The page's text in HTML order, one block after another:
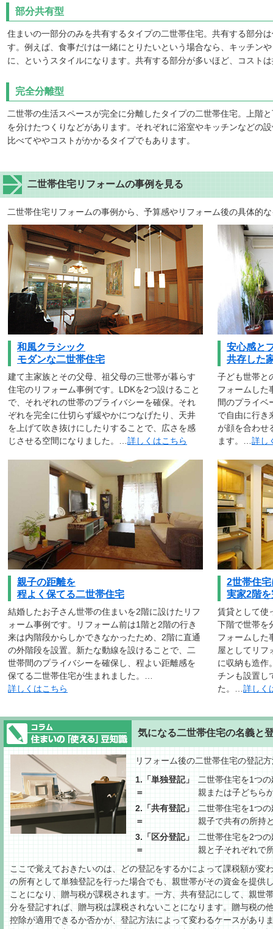
部分共有型
住まいの一部分のみを共有するタイプの二世帯住宅。共有する部分
す。例えば、食事だけは一緒にとりたいという場合なら、キッチン
に、というスタイルになります。共有する部分が多いほど、コスト
完全分離型
二世帯の生活スペースが完全に分離したタイプの二世帯住宅。上階
を分けたつくりなどがあります。それぞれに浴室やキッチンなどの
比べてややコストがかかるタイプでもあります。
二世帯住宅リフォームの事例を見る
二世帯住宅リフォームの事例から、予算感やリフォーム後の具体的
和風クラシック
モダンな二世帯住宅
建て主家族とその父母、祖父母の三世帯が暮らす
住宅のリフォーム事例です。LDKを2つ設けること
で、それぞれの世帯のプライバシーを確保。それ
ぞれを完全に仕切らず緩やかにつなげたり、天井
を上げて吹き抜けにしたりすることで、広さを感
じさせる空間になりました。… 詳しくはこちら
安心感と
共存した
子ども世帯と
フォームした
間のプライベ
で自由に行き
が顔を合わせ
ます。… 詳し
親子の距離を
程よく保てる二世帯住宅
結婚したお子さん世帯の住まいを2階に設けたリフ
ォーム事例です。リフォーム前は1階と2階の行き
来は内階段からしかできなかったため、2階に直通
の外階段を設置。新たな動線を設けることで、二
世帯間のプライバシーを確保し、程よい距離感を
保てる二世帯住宅が生まれました。…
詳しくはこちら
2世帯住
実家2階
賃貸として使
下階で世帯を
フォームした
屋としてリフ
に収納も造作
チンも設置し
た。… 詳しく
気になる二世帯住宅の名義と
リフォーム後の二世帯住宅の登記
1.「単独登記」
＝
二世帯住宅を1つ
親または子どちら
2.「共有登記」
＝
二世帯住宅を1つ
親子で共有の所持
3.「区分登記」
＝
二世帯住宅を2つ
親と子それぞれで
ここで覚えておきたいのは、どの登記をするかによって課税額が変
の所有として単独登記を行った場合でも、親世帯がその資金を提供
ことになり、贈与税が課税されます。一方、共有登記にして、親世
分を登記すれば、贈与税は課税されないことになります。贈与税の
控除が適用できるか否かが、登記方法によって変わるケースがあり